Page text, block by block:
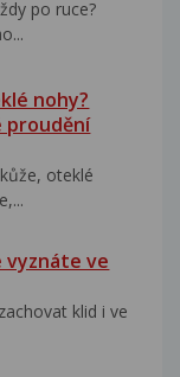
po ruce?
nohy?
proudění
oteklé
vyznáte ve
klid i ve